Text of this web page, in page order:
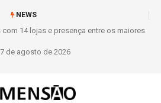
NEWS
e passa a contar histórias; Forward
na curadoria como novo luxo
7 de agosto de 2026